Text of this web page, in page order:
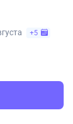
+5